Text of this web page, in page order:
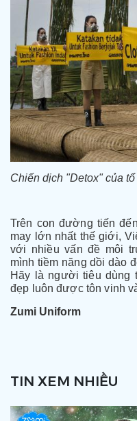
TIN XEM NHIỀU
Chiến dịch "Detox" của
Trên con đường tiến
may lớn nhất thế giới,
với nhiều vấn đề môi
mình tiềm năng dồi dào
Hãy là người tiêu dùng
đẹp luôn được tôn vinh
Zumi Uniform